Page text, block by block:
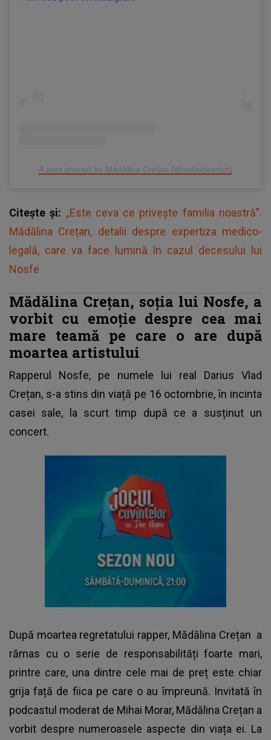
A post shared by Mădălina Crețan (@sotiedeartist)
Citește și: „Este ceva ce privește familia noastră”.
Mădălina Crețan, detalii despre expertiza medico-
legală, care va face lumină în cazul decesului lui
Nosfe
Mădălina Crețan, soția lui Nosfe, a
vorbit cu emoție despre cea mai
mare teamă pe care o are după
moartea artistului
Rapperul Nosfe, pe numele lui real Darius Vlad
Crețan, s-a stins din viață pe 16 octombrie, în incinta
casei sale, la scurt timp după ce a susținut un
concert.
După moartea regretatului rapper, Mădălina Crețan a
rămas cu o serie de responsabilități foarte mari,
printre care, una dintre cele mai de preț este chiar
grija față de fiica pe care o au împreună. Invitată în
podcastul moderat de Mihai Morar, Mădălina Crețan a
vorbit despre numeroasele aspecte din viața ei. La